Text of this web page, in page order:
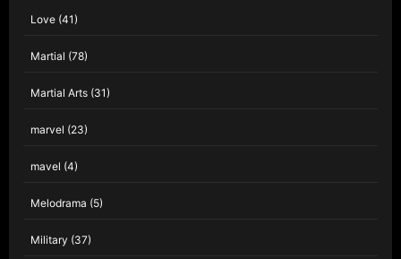
Love (41)
Martial (78)
Martial Arts (31)
marvel (23)
mavel (4)
Melodrama (5)
Military (37)